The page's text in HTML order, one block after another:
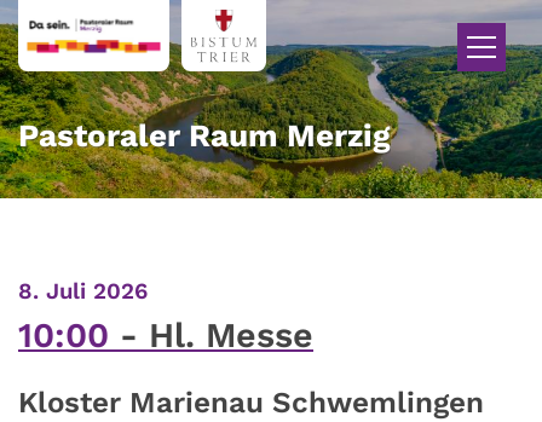
Zum Inhalt springen
Pastoraler Raum Merzig
8. Juli 2026:
10:00 Hl. Messe
Kloster Marienau Schwemlingen